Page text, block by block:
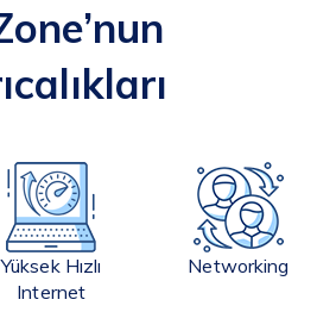
Yüksek Hızlı
Internet
Networking